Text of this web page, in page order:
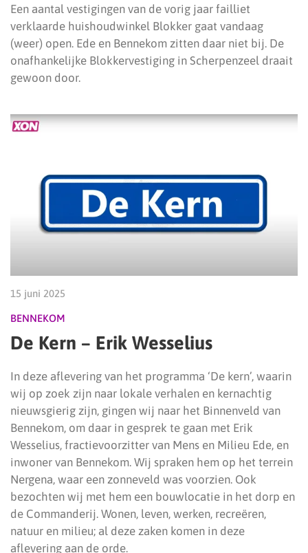
Een aantal vestigingen van de vorig jaar failliet
verklaarde huishoudwinkel Blokker gaat vandaag
(weer) open. Ede en Bennekom zitten daar niet bij. De
onafhankelijke Blokkervestiging in Scherpenzeel draait
gewoon door.
15 juni 2025
BENNEKOM
De Kern – Erik Wesselius
In deze aflevering van het programma ‘De kern’, waarin
wij op zoek zijn naar lokale verhalen en kernachtig
nieuwsgierig zijn, gingen wij naar het Binnenveld van
Bennekom, om daar in gesprek te gaan met Erik
Wesselius, fractievoorzitter van Mens en Milieu Ede, en
inwoner van Bennekom. Wij spraken hem op het terrein
Nergena, waar een zonneveld was voorzien. Ook
bezochten wij met hem een bouwlocatie in het dorp en
de Commanderij. Wonen, leven, werken, recreëren,
natuur en milieu; al deze zaken komen in deze
aflevering aan de orde.